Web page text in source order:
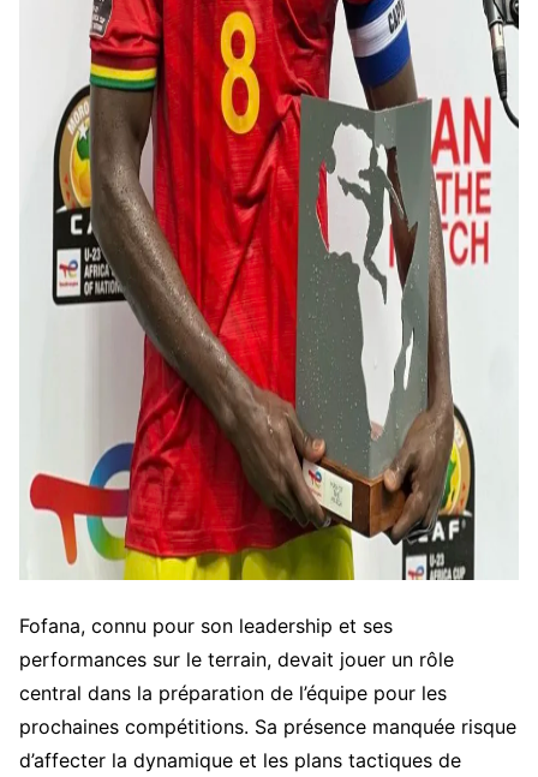
Fofana, connu pour son leadership et ses
performances sur le terrain, devait jouer un rôle
central dans la préparation de l’équipe pour les
prochaines compétitions. Sa présence manquée risque
d’affecter la dynamique et les plans tactiques de